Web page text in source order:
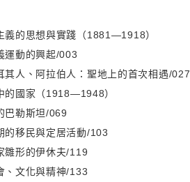
義的思想與實踐（1881—1918）
運動的興起/003
其人、阿拉伯人：聖地上的首次相遇/027
的國家（1918—1948）
巴勒斯坦/069
的移民與定居活動/103
雛形的伊休夫/119
、文化與精神/133